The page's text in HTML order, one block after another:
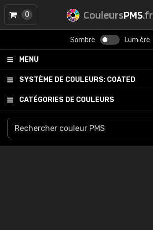
CouleursPMS.fr
Sombre Lumière
MENU
SYSTÈME DE COULEURS: COATED
CATÉGORIES DE COULEURS
0